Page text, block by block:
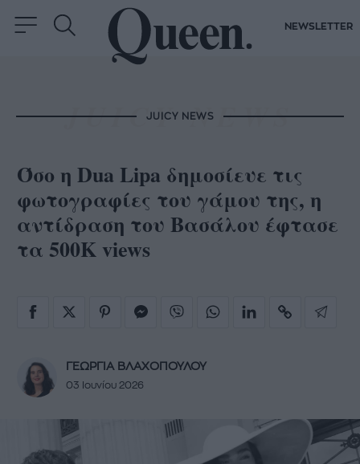
NEWSLETTER
JUICY NEWS
Όσο η Dua Lipa δημοσίευε τις
φωτογραφίες του γάμου της, η
αντίδραση του Βασάλου έφτασε
τα 500K views
ΓΕΩΡΓΙΑ ΒΛΑΧΟΠΟΥΛΟΥ
03 Ιουνίου 2026